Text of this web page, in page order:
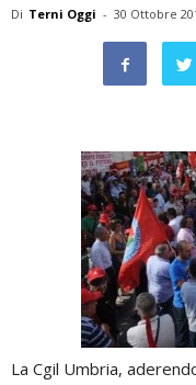
Di Terni Oggi - 30 Ottobre
La Cgil Umbria,